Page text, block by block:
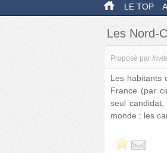
LE TOP
Les Nord-
Proposé par
Les habitants
France (par
seul
monde : les